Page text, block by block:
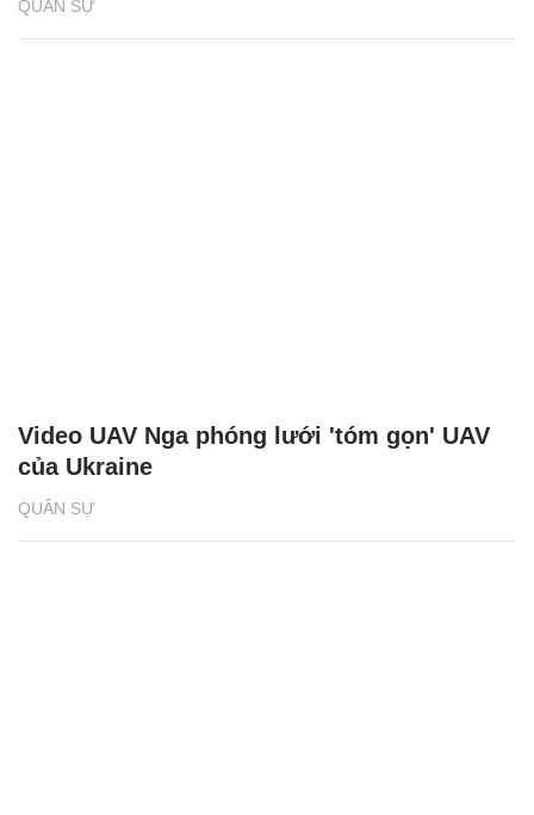
QUÂN SỰ
QUÂN SỰ
Video UAV Nga phóng lưới 'tóm gọn' UAV
của Ukraine